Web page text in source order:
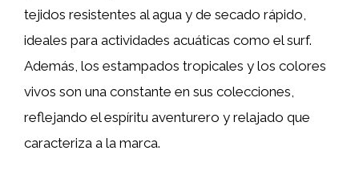
tejidos resistentes al agua y de secado rápido,
ideales para actividades acuáticas como el surf.
Además, los estampados tropicales y los colores
vivos son una constante en sus colecciones,
reflejando el espíritu aventurero y relajado que
caracteriza a la marca.